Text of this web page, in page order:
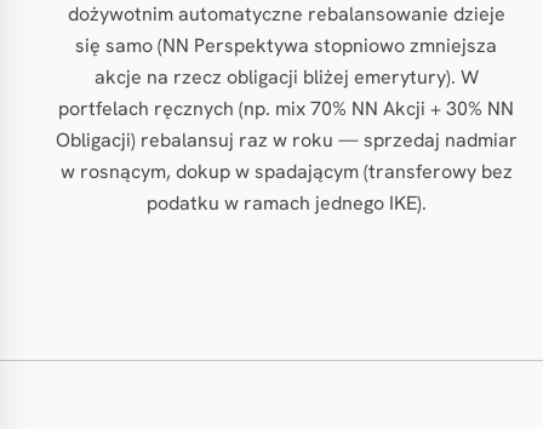
dożywotnim automatyczne rebalansowanie dzieje
się samo (NN Perspektywa stopniowo zmniejsza
akcje na rzecz obligacji bliżej emerytury). W
portfelach ręcznych (np. mix 70% NN Akcji + 30% NN
Obligacji) rebalansuj raz w roku — sprzedaj nadmiar
w rosnącym, dokup w spadającym (transferowy bez
podatku w ramach jednego IKE).